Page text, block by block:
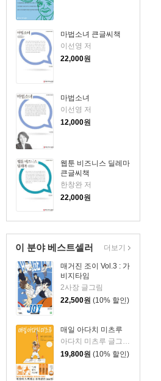
마법소녀 큰글씨책
이선영 저
22,000원
마법소녀
이선영 저
12,000원
웹툰 비즈니스 딜레마
큰글씨책
한창완 저
22,000원
이 분야 베스트셀러
매거진 조이 Vol.3 : 가
비지타임
2사장 글그림
22,500원 (10% 할인)
매일 아다치 미츠루
19,800원 (10% 할인)
더보기